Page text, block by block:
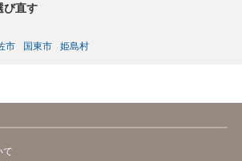
び直す
市 国東市 姫島村
て